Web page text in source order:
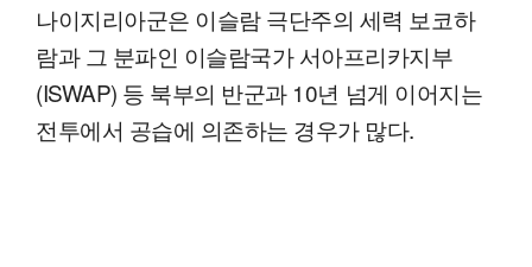
나이지리아군은 이슬람 극단주의 세력 보코하
람과 그 분파인 이슬람국가 서아프리카지부
(ISWAP) 등 북부의 반군과 10년 넘게 이어지는
전투에서 공습에 의존하는 경우가 많다.